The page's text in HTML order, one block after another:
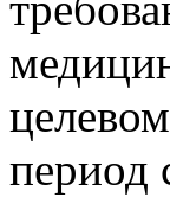
период